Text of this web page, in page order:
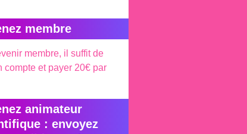
membre
membre, il suffit de
compte et payer 20€ par
animateur
: envoyez